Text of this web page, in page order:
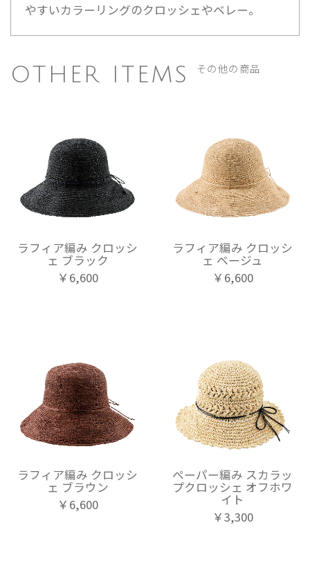
やすいカラーリングのクロッシェやベレー。
OTHER ITEMS その他の商品
ラフィア編み クロッシ
ェ ブラック
￥6,600
ラフィア編み クロッシ
ェ ベージュ
￥6,600
ラフィア編み クロッシ
ェ ブラウン
￥6,600
ペーパー編み スカラッ
プクロッシェ オフホワ
イト
￥3,300